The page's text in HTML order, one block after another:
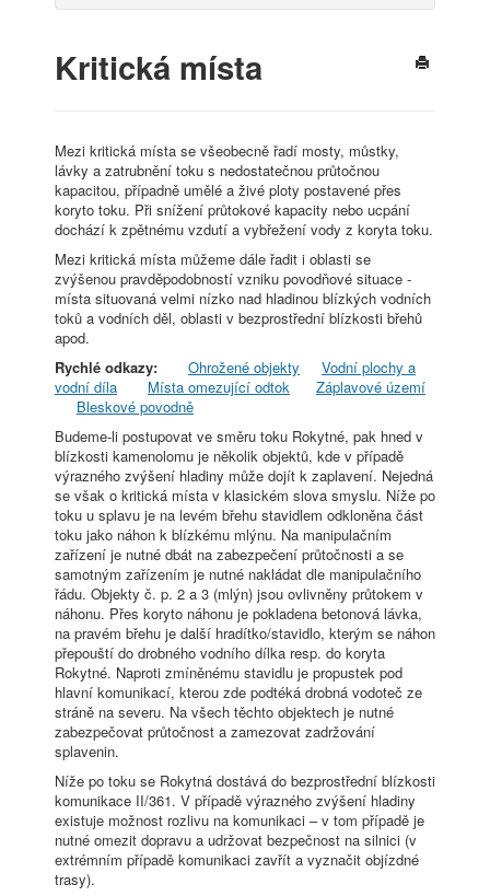
Kritická místa
Mezi kritická místa se všeobecně řadí mosty, můstky,
lávky a zatrubnění toku s nedostatečnou průtočnou
kapacitou, případně umělé a živé ploty postavené přes
koryto toku. Při snížení průtokové kapacity nebo ucpání
dochází k zpětnému vzdutí a vybřežení vody z koryta toku.
Mezi kritická místa můžeme dále řadit i oblasti se
zvýšenou pravděpodobností vzniku povodňové situace -
místa situovaná velmi nízko nad hladinou blízkých vodních
toků a vodních děl, oblasti v bezprostřední blízkosti břehů
apod.
Rychlé odkazy:
Ohrožené objekty
Vodní plochy a
vodní díla
Místa omezující odtok
Záplavové území
Bleskové povodně
Budeme-li postupovat ve směru toku Rokytné, pak hned v
blízkosti kamenolomu je několik objektů, kde v případě
výrazného zvýšení hladiny může dojít k zaplavení. Nejedná
se však o kritická místa v klasickém slova smyslu. Níže po
toku u splavu je na levém břehu stavidlem odkloněna část
toku jako náhon k blízkému mlýnu. Na manipulačním
zařízení je nutné dbát na zabezpečení průtočnosti a se
samotným zařízením je nutné nakládat dle manipulačního
řádu. Objekty č. p. 2 a 3 (mlýn) jsou ovlivněny průtokem v
náhonu. Přes koryto náhonu je pokladena betonová lávka,
na pravém břehu je další hradítko/stavidlo, kterým se náhon
přepouští do drobného vodního dílka resp. do koryta
Rokytné. Naproti zmíněnému stavidlu je propustek pod
hlavní komunikací, kterou zde podtéká drobná vodoteč ze
stráně na severu. Na všech těchto objektech je nutné
zabezpečovat průtočnost a zamezovat zadržování
splavenin.
Níže po toku se Rokytná dostává do bezprostřední blízkosti
komunikace II/361. V případě výrazného zvýšení hladiny
existuje možnost rozlivu na komunikaci – v tom případě je
nutné omezit dopravu a udržovat bezpečnost na silnici (v
extrémním případě komunikaci zavřít a vyznačit objízdné
trasy).